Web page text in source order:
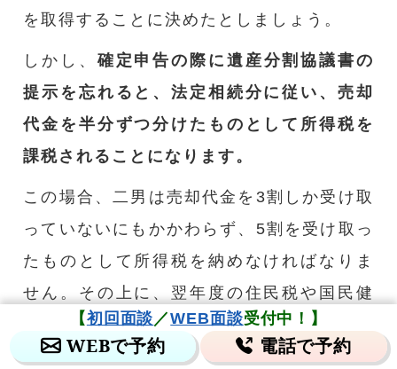
を取得することに決めたとしましょう。
しかし、確定申告の際に遺産分割協議書の
提示を忘れると、法定相続分に従い、売却
代金を半分ずつ分けたものとして所得税を
課税されることになります。
この場合、二男は売却代金を3割しか受け取
っていないにもかかわらず、5割を受け取っ
たものとして所得税を納めなければなりま
せん。その上に、翌年度の住民税や国民健
康保険税（国民健康保険に加入している場
合）が本来の税額よりも上がる可能性があ
【初回面談／WEB面談受付中！】
WEBで予約 電話で予約